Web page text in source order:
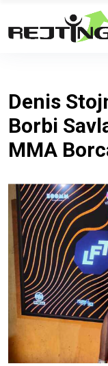
Denis
Borbi
MMA